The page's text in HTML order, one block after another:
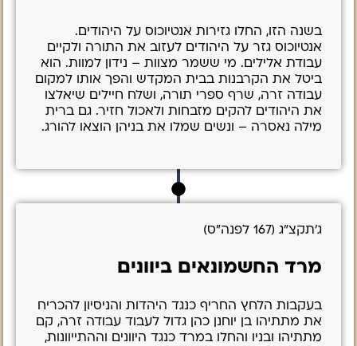
בשנה הזו, החלו גזירות אנטיוכוס על היהודים.
אנטיוכוס גזר על היהודים לעזוב את התורה ולקיים
עבודת אלילים. מי ששמר מצוות – נידון למוות. הוא
ביטל את הקרבנות בבית המקדש והפך אותו למקום
עבודה זרה, שרף ספרי תורה, ושלח חיילים שיאלצו
את היהודים להקים מזבחות ולאכול חזיר. גם ברית
מילה נאסרה – ונשים שמלו את בניהן הוצאו להורג.
ג’תקצ”ג (167 לפנה”ס)
מרד החשמונאים ביוונים
בעקבות הלחץ החריף כנגד היהדות והניסיון להכריח
את מתתיהו בן יוחנן כהן גדול לעבוד עבודה זרה, קם
מתתיהו ובניו והחלו במרד כנגד היוונים וההתייוונות,